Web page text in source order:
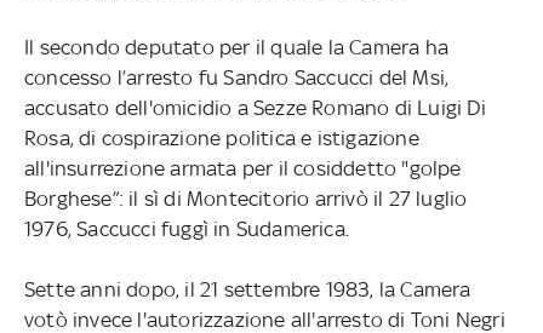
Il secondo deputato per il quale la Camera ha
concesso l’arresto fu Sandro Saccucci del Msi,
accusato dell'omicidio a Sezze Romano di Luigi Di
Rosa, di cospirazione politica e istigazione
all'insurrezione armata per il cosiddetto "golpe
Borghese”: il sì di Montecitorio arrivò il 27 luglio
1976, Saccucci fuggì in Sudamerica.
Sette anni dopo, il 21 settembre 1983, la Camera
votò invece l'autorizzazione all'arresto di Toni Negri